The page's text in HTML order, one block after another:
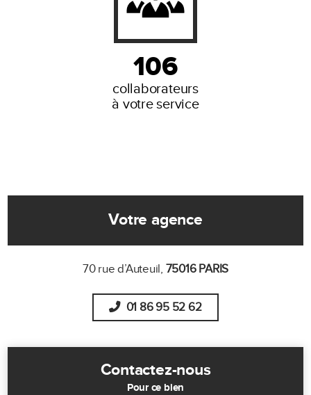
106
collaborateurs
à votre service
Votre agence
70 rue d’Auteuil, 75016 PARIS
01 86 95 52 62
Contactez-nous
Pour ce bien